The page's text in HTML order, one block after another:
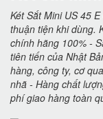
Két Sắt Mini US 45
thuận tiện khi dùng.
chính hãng 100% -
tiên tiến của Nhật
hàng, công ty, cơ
nhã - Hàng chất
phí giao hàng toàn